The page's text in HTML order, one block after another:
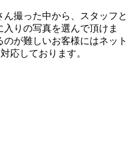
撮った中から、スタッフと
りの写真を選んで頂けま
が難しいお客様にはネット
応しております。